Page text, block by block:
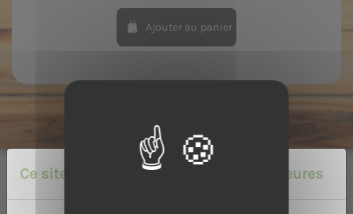
Ce site est réservé aux personnes majeures
Ajouter au panier